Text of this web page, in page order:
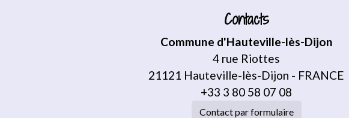
Contacts
Commune d'Hauteville-lès-Dijon
4 rue Riottes
21121 Hauteville-lès-Dijon - FRANCE
+33 3 80 58 07 08
Contact par formulaire